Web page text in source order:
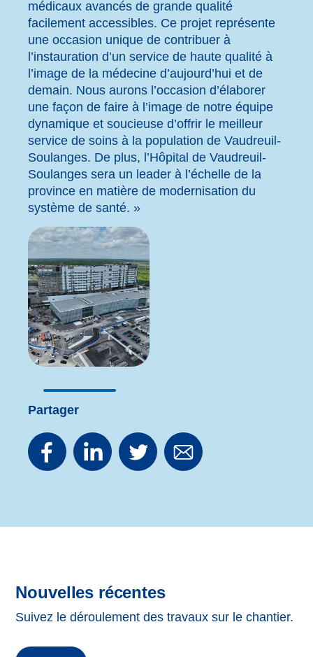
médicaux avancés de grande qualité
facilement accessibles. Ce projet représente
une occasion unique de contribuer à
l’instauration d’un service de haute qualité à
l’image de la médecine d’aujourd’hui et de
demain. Nous aurons l’occasion d’élaborer
une façon de faire à l’image de notre équipe
dynamique et soucieuse d’offrir le meilleur
service de soins à la population de Vaudreuil-
Soulanges. De plus, l’Hôpital de Vaudreuil-
Soulanges sera un leader à l’échelle de la
province en matière de modernisation du
système de santé. »
Partager
Nouvelles récentes
Suivez le déroulement des travaux sur le chantier.